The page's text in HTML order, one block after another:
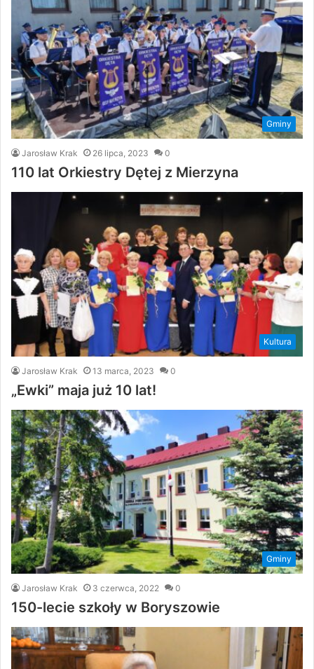
Gminy
Jarosław Krak 26 lipca, 2023 0
110 lat Orkiestry Dętej z Mierzyna
Kultura
Jarosław Krak 13 marca, 2023 0
„Ewki” maja już 10 lat!
Gminy
Jarosław Krak 3 czerwca, 2022 0
150-lecie szkoły w Boryszowie